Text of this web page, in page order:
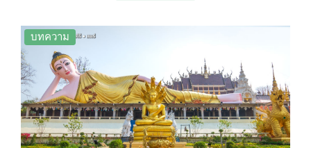
และบรรยากาศที่ร่มรื่น
บทความ